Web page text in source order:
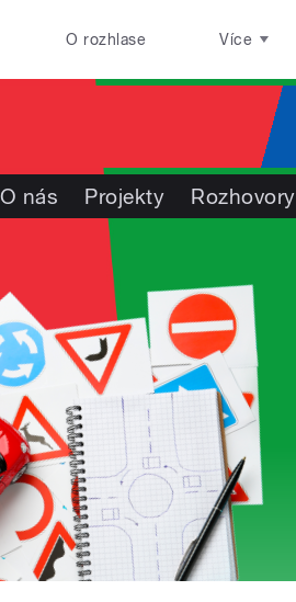
O rozhlase Více
O nás Projekty Rozhovory